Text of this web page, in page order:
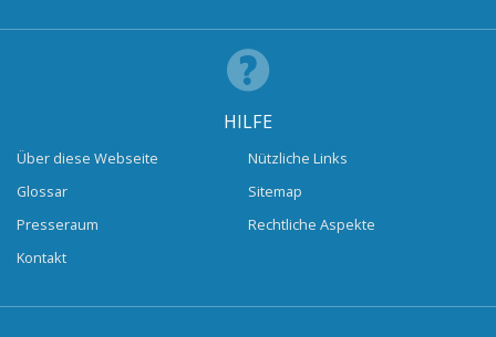
HILFE
Über diese Webseite
Glossar
Presseraum
Kontakt
Nützliche Links
Sitemap
Rechtliche Aspekte